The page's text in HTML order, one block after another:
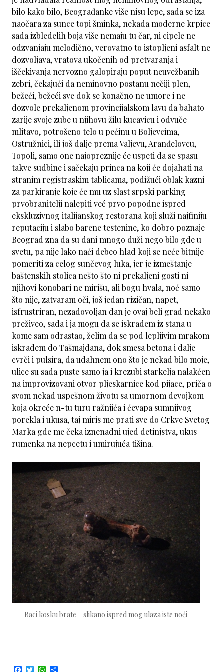
bilo kako bilo, Beograđanke više nisu lepe, sada se iza
naočara za sunce topi šminka, nekada moderne krpice
sada izbledelih boja više nemaju tu čar, ni cipele ne
odzvanjaju melodično, verovatno to istopljeni asfalt ne
dozvoljava, vratova ukočenih od pretvaranja i
iščekivanja nervozno galopiraju poput neuvežbanih
zebri, čekajući da neminovno postanu nečiji plen,
bežeći, bežeći sve dok se konačno ne umore i ne
dozvole prekaljenom provincijalskom lavu da bahato
zarije svoje zube u njihovu žilu kucavicu i odvuče
mlitavo, potrošeno telo u pećinu u Boljevcima,
Ostružnici, ili još dalje prema Valjevu, Aranđelovcu,
Topoli, samo one najopreznije će uspeti da se spasu
takve sudbine i sačekaju princa na koji će dojahati na
stranim registraskim tablicama, podižući oblak kazni
za parkiranje koje će mu uz slast srpski parking
prvobranitelji nalepiti već prvo popodne ispred
ekskluzivnog italijanskog restorana koji služi najfiniju
reputaciju i slabo barene testenine, ko dobro poznaje
Beograd zna da su dani mnogo duži nego bilo gde u
svetu, pa nije lako naći debeo hlad koji se neće bitnije
pomeriti za celog sunčevog luka, jer je izmeštanje
baštenskih stolica nešto što ni prekaljeni gosti ni
njihovi konobari ne mirišu, ali bogu hvala, noć samo
što nije, zatvaram oči, još jedan rizičan, napet,
isfrustriran, nezadovoljan dan je ovaj beli grad nekako
preživeo, sada i ja mogu da se iskradem iz stana u
kome sam odrastao, želim da se pod lepljivim mrakom
iskradem do Tašmajdana, dok smesa betona i dalje
cvrči i pulsira, da udahnem ono što je nekad bilo moje,
ulice su sada puste samo ja i krezubi starkelja nalakćen
na improvizovani otvor pljeskarnice kod pijace, priča o
svom nekad uspešnom životu sa umornom devojkom
koja okreće n-tu turu ražnjića i ćevapa sumnjivog
porekla i ukusa, taj miris me prati sve do Crkve Svetog
Marka gde me čeka iznenadni ujed detinjstva, ukus
rumenka na nepcetu i umirujuća tišina.
Baci kosku brate – slikano ispred mog ulaza iste noći
F T W